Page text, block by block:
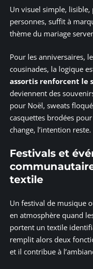
Un visuel simple,
personnes, suffit à
thème du mariage
Pour les anniversaires,
cousinades, la logique
assortis renforcent le
deviennent des
pour Noël, sweats
casquettes brodées
change, l’intention reste.
Festivals et
textile
Un festival de musique
en atmosphère quand
portent un textile
remplit alors deux
et il contribue à